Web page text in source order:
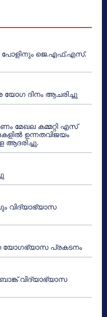
പോളിനും ജെ.എഫ്.എസ്.
യോഗ ദിനം ആചരിച്ചു
മേഖല കമ്മറ്റി എസ്
ഉന്നതവിജയം
ആദരിച്ചു.
വിദ്യാഭ്യാസ
യോഗഭ്യാസ പ്രകടനം
വിദ്യാഭ്യാസ